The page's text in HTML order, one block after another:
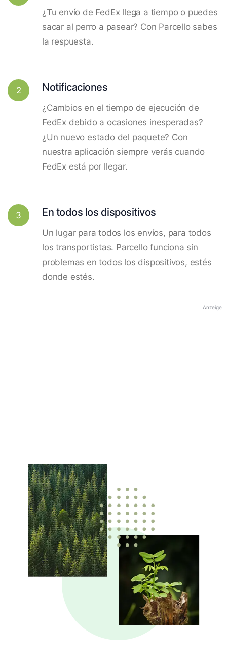
¿Tu envío de FedEx llega a tiempo o puedes
sacar al perro a pasear? Con Parcello sabes
la respuesta.
2 Notificaciones
¿Cambios en el tiempo de ejecución de
FedEx debido a ocasiones inesperadas?
¿Un nuevo estado del paquete? Con
nuestra aplicación siempre verás cuando
FedEx está por llegar.
3 En todos los dispositivos
Un lugar para todos los envíos, para todos
los transportistas. Parcello funciona sin
problemas en todos los dispositivos, estés
donde estés.
Anzeige